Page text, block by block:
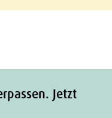
Jetzt